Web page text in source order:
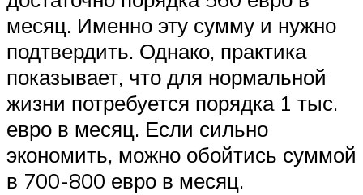
месяц. Именно эту сумму и нужно
подтвердить. Однако, практика
показывает, что для нормальной
жизни потребуется порядка 1 тыс.
евро в месяц. Если сильно
экономить, можно обойтись суммой
в 700-800 евро в месяц.